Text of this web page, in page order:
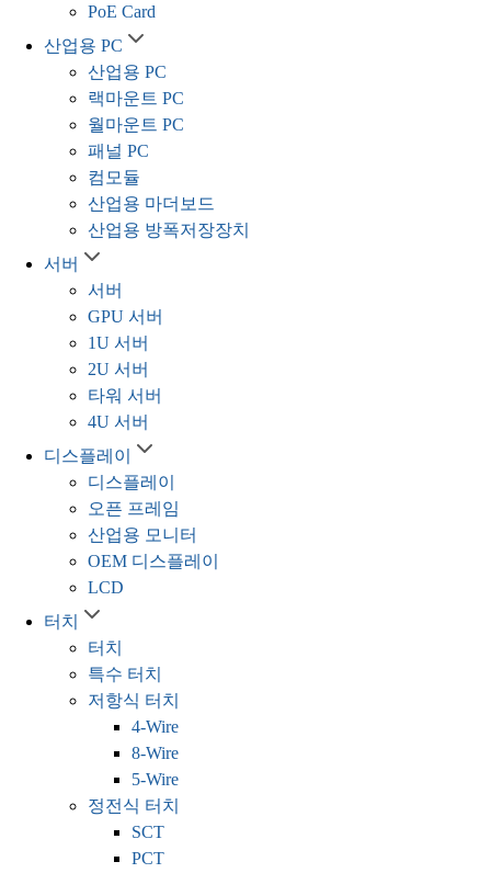
PoE Card
산업용 PC
산업용 PC
랙마운트 PC
월마운트 PC
패널 PC
컴모듈
산업용 마더보드
산업용 방폭저장장치
서버
서버
GPU 서버
1U 서버
2U 서버
타워 서버
4U 서버
디스플레이
디스플레이
오픈 프레임
산업용 모니터
OEM 디스플레이
LCD
터치
터치
특수 터치
저항식 터치
4-Wire
8-Wire
5-Wire
정전식 터치
SCT
PCT